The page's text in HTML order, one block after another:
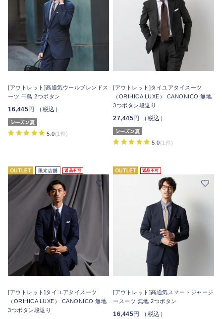
[アウトレット]高通気ウールブレンドス
ーツ 千鳥 2つボタン
16,445円 （税込）
5.0(1件)
[アウトレット]タイユアタイスーツ
（ORIHICA LUXE） CANONICO 無地
3つボタン段返り
27,445円 （税込）
5.0(1件)
返品不可
[アウトレット]タイユアタイスーツ
（ORIHICA LUXE） CANONICO 無地
3つボタン段返り
返品不可
[アウトレット]高通気スマートジャージ
ースーツ 無地 2つボタン
16,445円 （税込）